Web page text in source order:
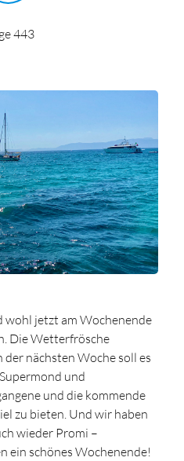
443
jetzt am Wochenende
Die Wetterfrösche
nächsten Woche soll es
und
und die kommende
zu bieten. Und wir haben
wieder Promi –
ein schönes Wochenende!